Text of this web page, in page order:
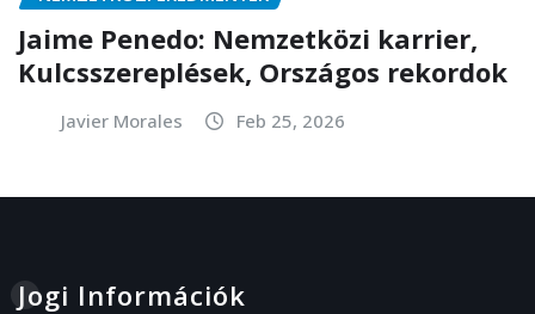
Jaime Penedo: Nemzetközi karrier,
Kulcsszereplések, Országos rekordok
Javier Morales Feb 25, 2026
Jogi Információk